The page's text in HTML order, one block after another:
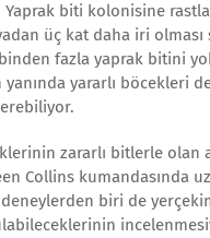
Yaprak biti kolonisine
üç kat daha iri olması
fazla yaprak bitini
yanında yararlı
zararlı bitlerle olan
Collins kumandasında
biri de